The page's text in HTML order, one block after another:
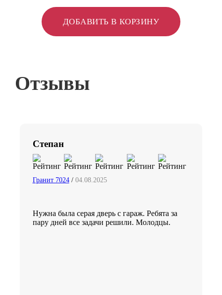
ДОБАВИТЬ В КОРЗИНУ
Отзывы
Степан
Гранит 7024/ 04.08.2025
Нужна была серая дверь с гараж. Ребята за
пару дней все задачи решили. Молодцы.